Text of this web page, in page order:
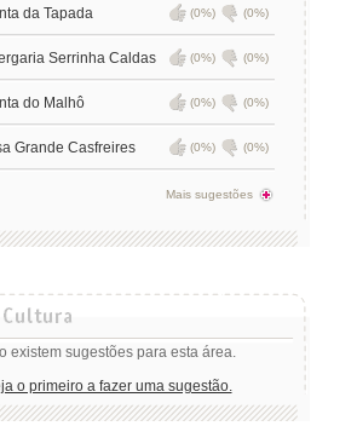
da Tapada (0%) (0%)
Serrinha Caldas (0%) (0%)
do Malhô (0%) (0%)
Grande Casfreires (0%) (0%)
Mais sugestões
existem sugestões para esta área.
o primeiro a fazer uma sugestão.